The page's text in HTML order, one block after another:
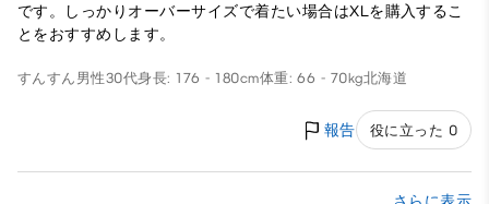
です。しっかりオーバーサイズで着たい場合はXLを購入するこ
とをおすすめします。
すんすん 男性30代身長: 176 - 180cm体重: 66 - 70kg北海道
報告 役に立った 0